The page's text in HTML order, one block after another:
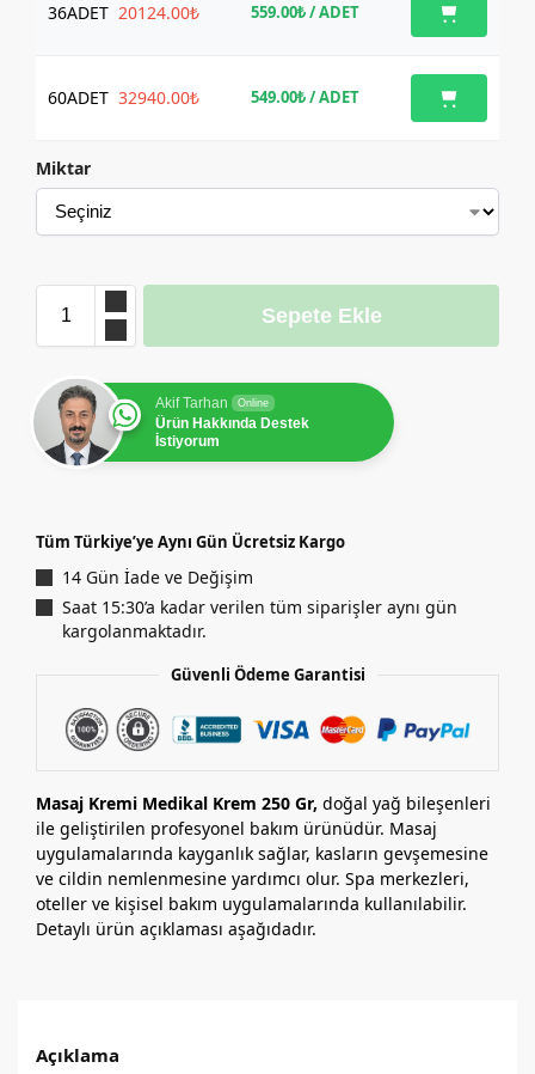
36ADET 20124.00₺ 559.00₺/ ADET
60ADET 32940.00₺ 549.00₺/ ADET
Miktar
Sepete Ekle
Akif Tarhan Online
Ürün Hakkında Destek
İstiyorum
Tüm Türkiye’ye Aynı Gün Ücretsiz Kargo
14 Gün İade ve Değişim
Saat 15:30’a kadar verilen tüm siparişler aynı gün
kargolanmaktadır.
Güvenli Ödeme Garantisi
Masaj Kremi Medikal Krem 250 Gr, doğal yağ bileşenleri
ile geliştirilen profesyonel bakım ürünüdür. Masaj
uygulamalarında kayganlık sağlar, kasların gevşemesine
ve cildin nemlenmesine yardımcı olur. Spa merkezleri,
oteller ve kişisel bakım uygulamalarında kullanılabilir.
Detaylı ürün açıklaması aşağıdadır.
Açıklama